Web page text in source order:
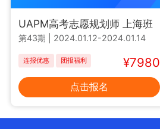
UAPM高考志愿规划师 上海班
第43期 2024.01.12-2024.01.14
连报优惠 团报福利 ¥7980
点击报名